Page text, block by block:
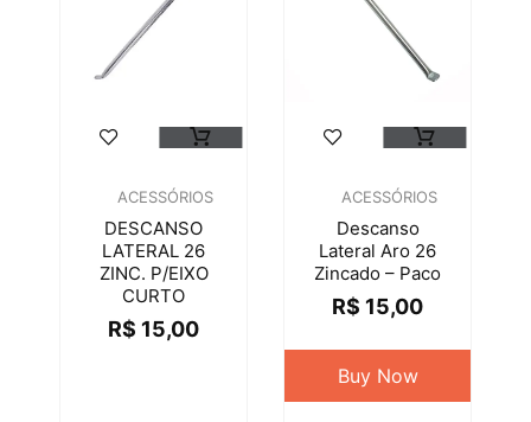
ACESSÓRIOS
DESCANSO
LATERAL 26
ZINC. P/EIXO
CURTO
R$ 15,00
ACESSÓRIOS
Descanso
Lateral Aro 26
Zincado – Paco
R$ 15,00
Buy Now